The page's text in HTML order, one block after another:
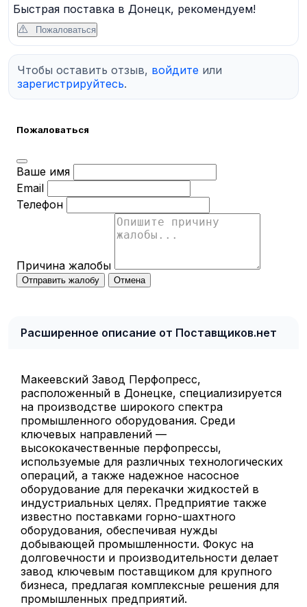
Быстрая поставка в Донецк, рекомендуем!
Пожаловаться
Чтобы оставить отзыв, войдите или
зарегистрируйтесь.
Пожаловаться
Ваше имя
Email
Телефон
Причина жалобы
Отправить жалобу Отмена
Расширенное описание от Поставщиков.нет
Макеевский Завод Перфопресс,
расположенный в Донецке, специализируется
на производстве широкого спектра
промышленного оборудования. Среди
ключевых направлений —
высококачественные перфопрессы,
используемые для различных технологических
операций, а также надежное насосное
оборудование для перекачки жидкостей в
индустриальных целях. Предприятие также
известно поставками горно-шахтного
оборудования, обеспечивая нужды
добывающей промышленности. Фокус на
долговечности и производительности делает
завод ключевым поставщиком для крупного
бизнеса, предлагая комплексные решения для
промышленных предприятий.